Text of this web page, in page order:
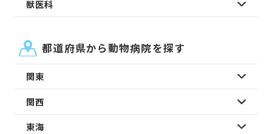
獣医科
都道府県から動物病院を探す
関東
関西
東海